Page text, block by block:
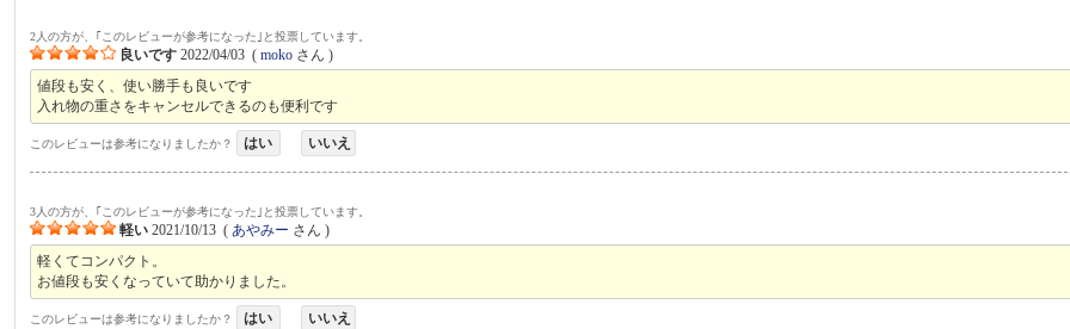
2人の方が、｢このレビューが参考になった｣と投票しています。
良いです 2022/04/03 (moko さん )
値段も安く、使い勝手も良いです
入れ物の重さをキャンセルできるのも便利です
このレビューは参考になりましたか？ はい いいえ
3人の方が、｢このレビューが参考になった｣と投票しています。
軽い 2021/10/13 (あやみー さん )
軽くてコンパクト。
お値段も安くなっていて助かりました。
このレビューは参考になりましたか？ はい いいえ